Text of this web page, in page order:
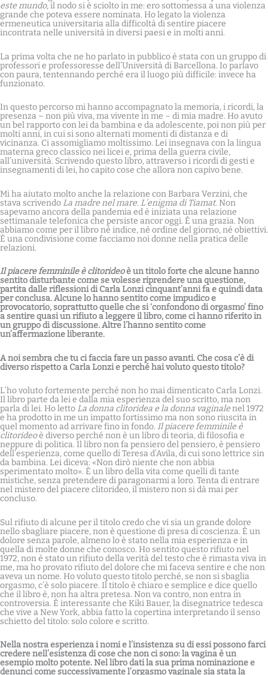
este mundo,il nodo si è sciolto in me: ero sottomessa a una violenza
grande che poteva essere nominata. Ho legato la violenza
ermeneutica universitaria alla difficoltà di sentire piacere
incontrata nelle università in diversi paesi e in molti anni.
La prima volta che ne ho parlato in pubblico è stata con un gruppo di
professori e professoresse dell’Università di Barcellona. Io parlavo
con paura, tentennando perché era il luogo più difficile: invece ha
funzionato.
In questo percorso mi hanno accompagnato la memoria, i ricordi, la
presenza – non più viva, ma vivente in me – di mia madre. Ho avuto
un bel rapporto con lei da bambina e da adolescente, poi non più per
molti anni, in cui si sono alternati momenti di distanza e di
vicinanza. Ci assomigliamo moltissimo. Lei insegnava con la lingua
materna greco classico nei licei e, prima della guerra civile,
all’università. Scrivendo questo libro, attraverso i ricordi di gesti e
insegnamenti di lei, ho capito cose che allora non capivo bene.
Mi ha aiutato molto anche la relazione conBarbara Verzini, che
stava scrivendo La madre nel mare. L’enigma di Tiamat. Non
sapevamo ancora della pandemia ed è iniziata una relazione
settimanale telefonica che persiste ancor oggi. È una grazia. Non
abbiamo come per il libro né indice, né ordine del giorno, né obiettivi.
È una condivisione come facciamo noi donne nella pratica delle
relazioni.
Il piacere femminile è clitorideoè un titolo forte che alcune hanno
sentito disturbante come se volesse riprendere una questione,
partita dalle riflessioni di Carla Lonzi cinquant’anni fa e quindi data
per conclusa. Alcune lo hanno sentito come impudico e
provocatorio, soprattutto quelle che si ‘confondono di orgasmo’ fino
a sentire quasi un rifiuto a leggere il libro, come ci hanno riferito in
un gruppo di discussione. Altre l’hanno sentito come
un’affermazione liberante.
A noi sembra che tu ci faccia fare un passo avanti. Che cosa c’è di
diverso rispetto a Carla Lonzi e perché hai voluto questo titolo?
L’ho voluto fortemente perché non ho mai dimenticato Carla Lonzi.
Il libro parte da lei e dalla mia esperienza del suo scritto, ma non
parla di lei. Ho letto La donna clitoridea e la donna vaginalenel 1972
e ha prodotto in me un impatto fortissimo ma non sono riuscita in
quel momento ad arrivare fino in fondo. Il piacere femminile è
clitorideoè diverso perché non è un libro di teoria, di filosofia e
neppure di politica. Il libro non fa pensiero del pensiero, è pensiero
dell’esperienza, come quello di Teresa d’Avila, di cui sono lettrice sin
da bambina. Lei diceva: «Non dirò niente che non abbia
sperimentato molto». È un libro della vita come quelli di tante
mistiche, senza pretendere di paragonarmi a loro. Tenta di entrare
nel mistero del piacere clitorideo, il mistero non si dà mai per
concluso.
Sul rifiuto di alcune per il titolo credo che vi sia un grande dolore
nello sbagliare piacere, non è questione di presa di coscienza. È un
dolore senza parole, almeno lo è stato nella mia esperienza e in
quella di molte donne che conosco. Ho sentito questo rifiuto nel
1972, non è stato un rifiuto della verità del testo che è rimasta viva in
me, ma ho provato rifiuto del dolore che mi faceva sentire e che non
aveva un nome. Ho voluto questo titolo perché, se non si sbaglia
orgasmo, c’è solo piacere. Il titolo è chiaro e semplice e dice quello
che il libro è, non ha altra pretesa. Non va contro, non entra in
controversia. È interessante che Kiki Bauer, la disegnatrice tedesca
che vive a New York, abbia fatto la copertina interpretando il senso
schietto del titolo: solo colore e scritto.
Nella nostra esperienza i nomi e l’insistenza su di essi possono farci
credere nell’esistenza di cose che non ci sono: la vagina è un
esempio molto potente. Nel libro dati la sua prima nominazione e
denunci come successivamente l’orgasmo vaginale sia stata la